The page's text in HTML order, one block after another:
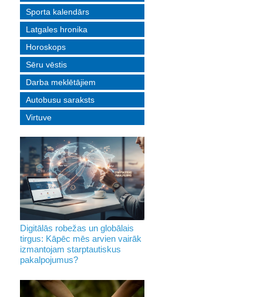
Sporta kalendārs
Latgales hronika
Horoskops
Sēru vēstis
Darba meklētājiem
Autobusu saraksts
Virtuve
Digitālās robežas un globālais
tirgus: Kāpēc mēs arvien vairāk
izmantojam starptautiskus
pakalpojumus?